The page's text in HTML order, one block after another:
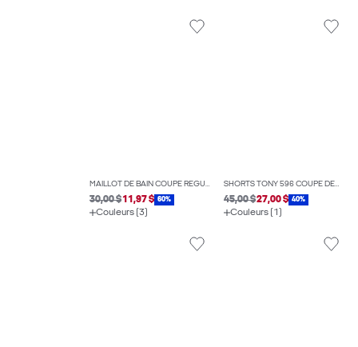
MAILLOT DE BAIN COUPE RÉGULIÈRE
30,00 $11,97 $ 60%
Couleurs (3)
SHORTS TONY 596 COUPE DÉCONTRACTÉE
45,00 $27,00 $ 40%
Couleurs (1)